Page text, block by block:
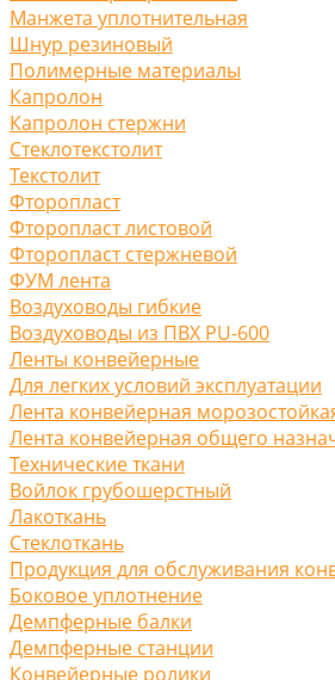
Манжета уплотнительная
Шнур резиновый
Полимерные материалы
Капролон
Капролон стержни
Стеклотекстолит
Текстолит
Фторопласт
Фторопласт листовой
Фторопласт стержневой
ФУМ лента
Воздуховоды гибкие
Воздуховоды из ПВХ PU-600
Ленты конвейерные
Для легких условий эксплуатации
Лента конвейерная
Лента конвейерная общего
Технические ткани
Войлок грубошерстный
Лакоткань
Стеклоткань
Продукция для обслуживания
Боковое уплотнение
Демпферные балки
Демпферные станции
Конвейерные ролики